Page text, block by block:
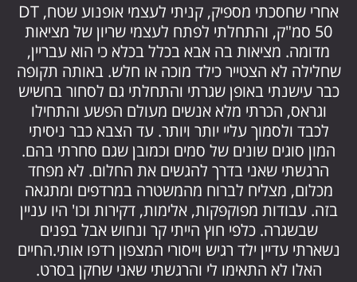
אחרי שחסכתי מספיק, קניתי לעצמי אופנוע שטח, DT
50 סמ"ק, והתחלתי לפתח לעצמי שריון של מציאות
מדומה. מציאות בה אבא בכלל בכלא כי הוא עבריין,
שחלילה לא הצטייר כילד מוכה או חלש. באותה תקופה
כבר עישנתי באופן שגרתי והתחלתי גם לסחור בחשיש
וגראס, הכרתי מלא אנשים מעולם הפשע והתחילו
לכבד ולסמוך עליי יותר ויותר. עד הצבא כבר ניסיתי
המון סוגים שונים של סמים וכמובן שגם סחרתי בהם.
הרגשתי שאני בדרך להגשים את החלום. לא מפחד
מכלום, מצליח לברוח מהמשטרה במרדפים ומתגאה
בזה. עבודות מפוקפקות, אלימות, דקירות וכו' היו עניין
שבשגרה. כלפי חוץ הייתי קר ונחוש אבל בפנים
נשארתי עדיין ילד רגיש וייסורי המצפון רדפו אותי.החיים
האלו לא התאימו לי והרגשתי שאני שחקן בסרט.